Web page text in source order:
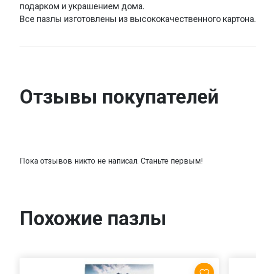
подарком и украшением дома.
Все пазлы изготовлены из высококачественного картона.
Отзывы покупателей
Пока отзывов никто не написал. Станьте первым!
Похожие пазлы